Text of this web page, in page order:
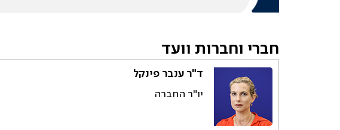
חברי וחברות וועד
ד"ר ענבר פינקל
יו"ר החברה